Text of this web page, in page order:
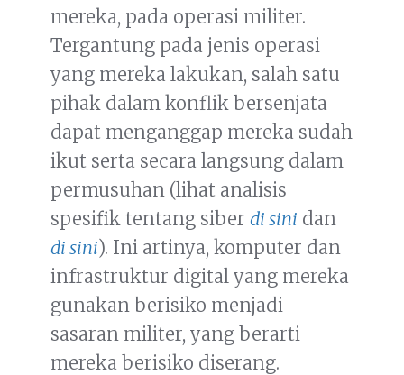
mereka, pada operasi militer.
Tergantung pada jenis operasi
yang mereka lakukan, salah satu
pihak dalam konflik bersenjata
dapat menganggap mereka sudah
ikut serta secara langsung dalam
permusuhan (lihat analisis
spesifik tentang siber di sini dan
di sini). Ini artinya, komputer dan
infrastruktur digital yang mereka
gunakan berisiko menjadi
sasaran militer, yang berarti
mereka berisiko diserang.